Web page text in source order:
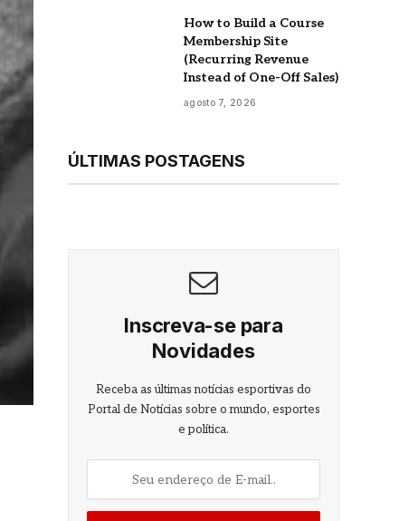
How to Build a Course
Membership Site
(Recurring Revenue
Instead of One-Off Sales)
agosto 7, 2026
ÚLTIMAS POSTAGENS
Inscreva-se para
Novidades
Receba as últimas notícias esportivas do
Portal de Notícias sobre o mundo, esportes
e política.